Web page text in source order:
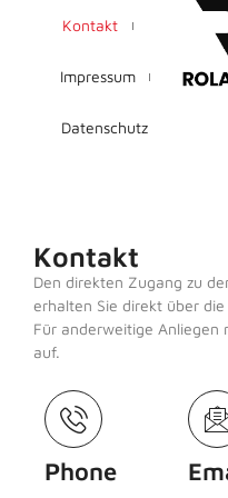
Kontakt
Impressum
Datenschutz
Kontakt
Den direkten Zugang zu
erhalten Sie direkt über
Für anderweitige Anliegen
auf.
Phone